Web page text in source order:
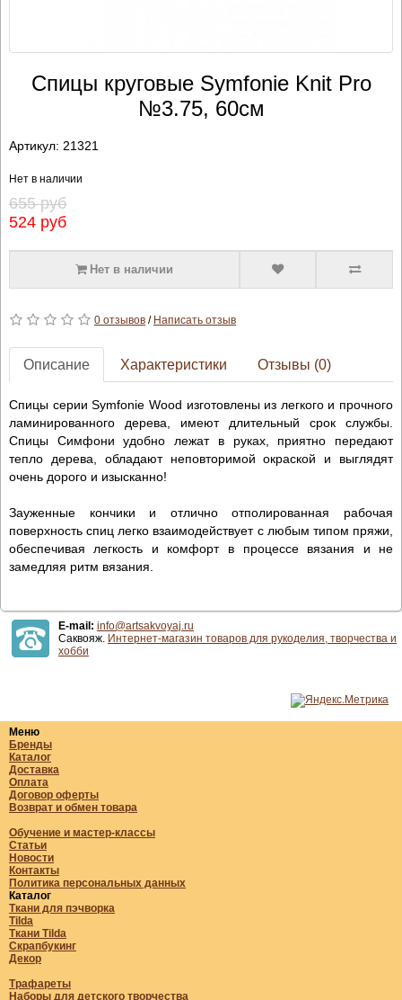
Спицы круговые Symfonie Knit Pro
№3.75, 60см
Артикул: 21321
Нет в наличии
655 руб
524 руб
Нет в наличии
0 отзывов/ Написать отзыв
Описание Характеристики Отзывы (0)
Спицы серии Symfonie Wood изготовлены из легкого и прочного
ламинированного дерева, имеют длительный срок службы.
Спицы Симфони удобно лежат в руках, приятно передают
тепло дерева, обладают неповторимой окраской и выглядят
очень дорого и изысканно!
Зауженные кончики и отлично отполированная рабочая
поверхность спиц легко взаимодействует с любым типом пряжи,
обеспечивая легкость и комфорт в процессе вязания и не
замедляя ритм вязания.
E-mail: info@artsakvoyaj.ru
Саквояж. Интернет-магазин товаров для рукоделия, творчества и
хобби
Меню
Бренды
Каталог
Доставка
Оплата
Договор оферты
Возврат и обмен товара
Обучение и мастер-классы
Статьи
Новости
Контакты
Политика персональных данных
Каталог
Ткани для пэчворка
Tilda
Ткани Tilda
Скрапбукинг
Декор
Трафареты
Наборы для детского творчества